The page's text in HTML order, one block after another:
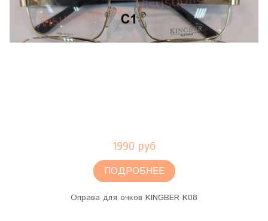
1990 руб
ПОДРОБНЕЕ
Оправа для очков KINGBER K08